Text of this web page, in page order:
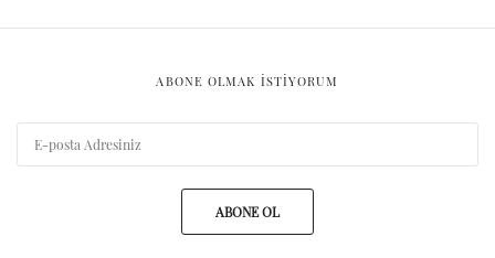
ABONE OLMAK ISTIYORUM
ABONE OL